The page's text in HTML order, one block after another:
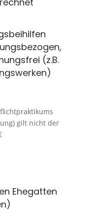
(z.B.
gilt nicht der
Ehegatten